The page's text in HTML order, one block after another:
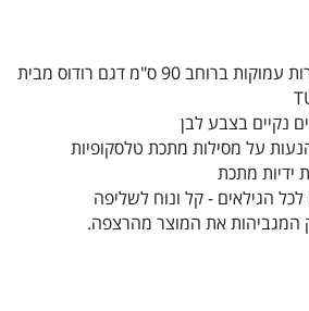
שידת אחסון בעלת 3 מגירות עמוקות ברוחב 90 ס"מ דגם רודוס מבית
נקיים בצבע לבן
ידיות מתכת
הגילאים - קל ונוח לשליפה
המגביהות את המוצר מהרצפה.